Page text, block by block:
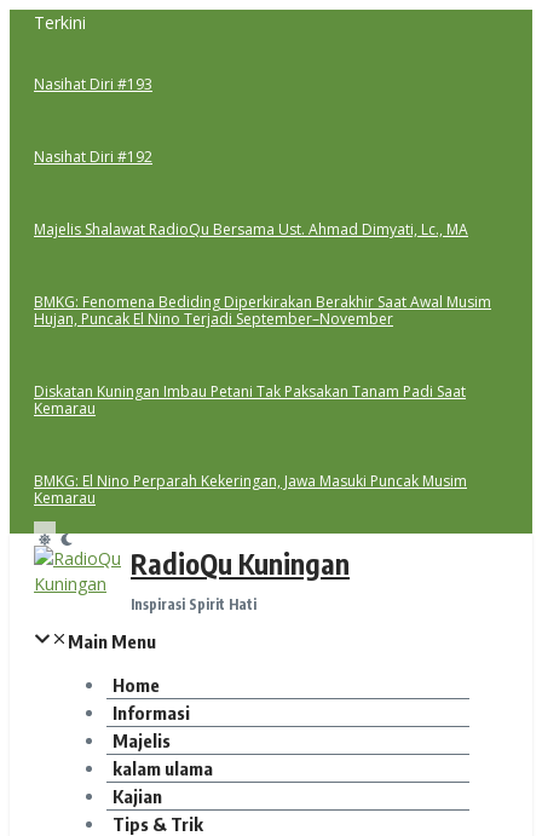
Lewati
Terkini
Nasihat Diri #193
Nasihat Diri #192
Majelis Shalawat RadioQu Bersama Ust. Ahmad Dimyati, Lc., MA
BMKG: Fenomena Bediding Diperkirakan Berakhir Saat Awal Musim
Hujan, Puncak El Nino Terjadi September–November
Diskatan Kuningan Imbau Petani Tak Paksakan Tanam Padi Saat
Kemarau
BMKG: El Nino Perparah Kekeringan, Jawa Masuki Puncak Musim
Kemarau
RadioQu Kuningan
Inspirasi Spirit Hati
Main Menu
Home
Informasi
Majelis
kalam ulama
Kajian
Tips & Trik